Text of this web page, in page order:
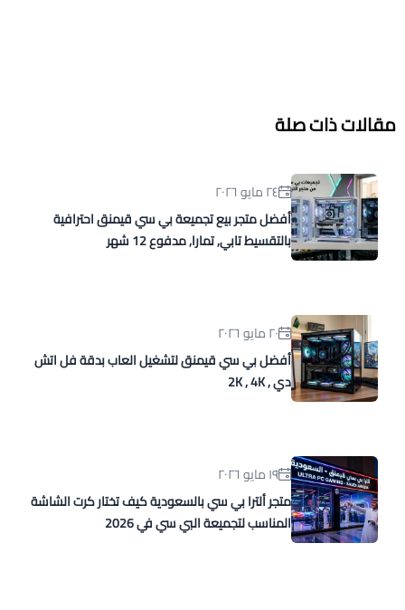
مقالات ذات صلة
٢٤ مايو ٢٠٢٦
أفضل متجر بيع تجميعة بي سي قيمنق احترافية
بالتقسيط تابي, تمارا, مدفوع 12 شهر
٢٠ مايو ٢٠٢٦
أفضل بي سي قيمنق لتشغيل العاب بدقة فل اتش
دي , 2K , 4K
١٩ مايو ٢٠٢٦
متجر ألترا بي سي بالسعودية كيف تختار كرت الشاشة
المناسب لتجميعة البي سي في 2026